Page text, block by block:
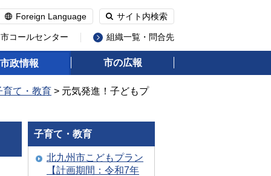
Foreign Language サイト内検索
コールセンター 組織一覧・問合先
市政情報 市の広報
育て・教育 > 元気発進！子どもプ
子育て・教育
北九州市こどもプラン
【計画期間：令和7年